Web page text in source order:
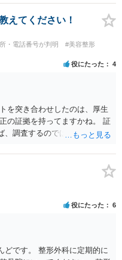
衆浴場法など各種業法で定め
ていますし、公の施設でもマ
られます。
えてください！
・電話番号が判明
#美容整形
役にたった 4
を突き合わせしたのは、厚生
の証拠を持ってますかね。 証
、調査するのではないで すか
役にたった 6
どです。 整形外科に定期的に